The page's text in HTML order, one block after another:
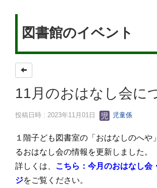
図書館のイベント
11月のおはなし会に
投稿日時 : 2023年11月01日 児童係
１階子ども図書室の「おはなしのへや
るおはなし会の情報を更新しました。
詳しくは、 こちら：今月のおはなし会
ジをご覧ください。